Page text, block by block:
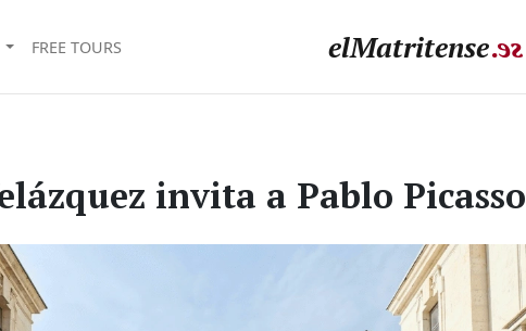
elMatritense.es
FREE TOURS
invita a Pablo Picasso